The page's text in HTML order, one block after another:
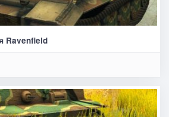
Ravenfield